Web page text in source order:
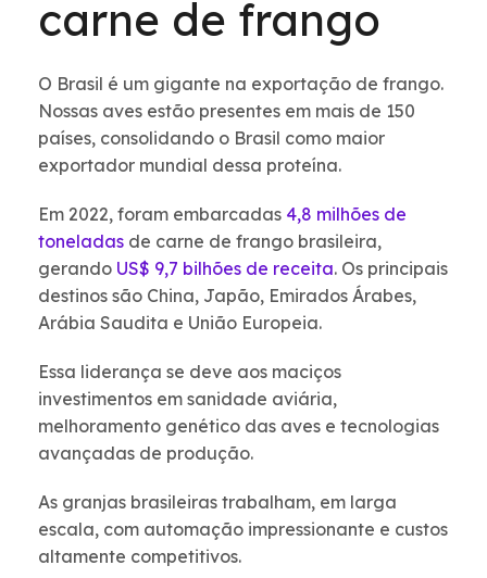
carne de frango
O Brasil é um gigante na exportação de frango.
Nossas aves estão presentes em mais de 150
países, consolidando o Brasil como maior
exportador mundial dessa proteína.
Em 2022, foram embarcadas 4,8 milhões de
toneladas de carne de frango brasileira,
gerando US$ 9,7 bilhões de receita. Os principais
destinos são China, Japão, Emirados Árabes,
Arábia Saudita e União Europeia.
Essa liderança se deve aos maciços
investimentos em sanidade aviária,
melhoramento genético das aves e tecnologias
avançadas de produção.
As granjas brasileiras trabalham, em larga
escala, com automação impressionante e custos
altamente competitivos.